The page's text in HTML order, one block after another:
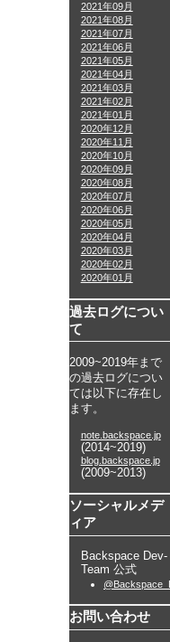
2021年09月
2021年08月
2021年07月
2021年06月
2021年05月
2021年04月
2021年03月
2021年02月
2021年01月
2020年12月
2020年11月
2020年10月
2020年09月
2020年08月
2020年07月
2020年06月
2020年05月
2020年04月
2020年03月
2020年02月
2020年01月
過去ログについ
て
2009~2019年まで
の過去ログについ
ては以下に存在し
ます。
note.backspace.jp
(2014~2019)
blog.backspace.jp
(2009~2013)
ソーシャルメデ
ィア
Backspace Dev-
Team 公式
お問い合わせ